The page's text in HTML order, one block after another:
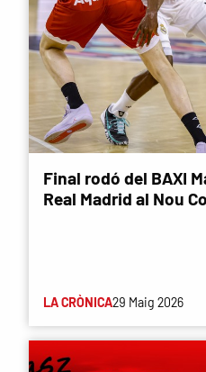
Final rodó del BAXI
Real Madrid al Nou
LA CRÒNICA29 Maig 2026